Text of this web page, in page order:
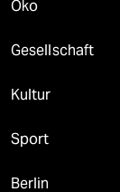
Öko
Gesellschaft
Kultur
Sport
Berlin